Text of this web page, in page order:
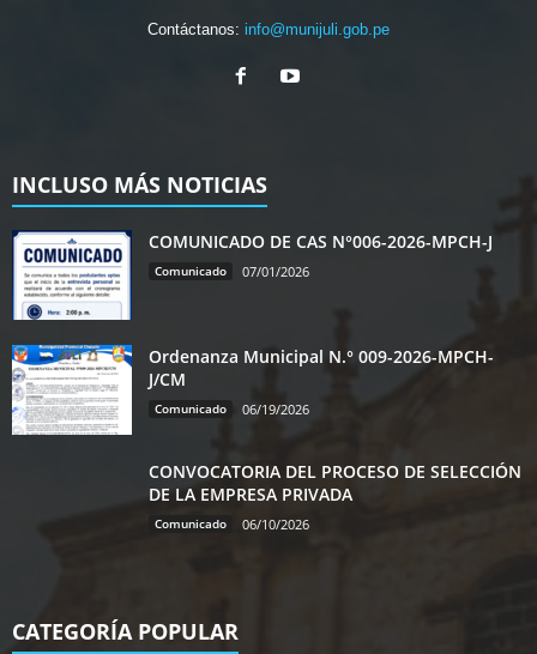
Contáctanos: info@munijuli.gob.pe
INCLUSO MÁS NOTICIAS
COMUNICADO DE CAS N°006-2026-MPCH-J
Comunicado 07/01/2026
Ordenanza Municipal N.° 009-2026-MPCH-
J/CM
Comunicado 06/19/2026
CONVOCATORIA DEL PROCESO DE SELECCIÓN
DE LA EMPRESA PRIVADA
Comunicado 06/10/2026
CATEGORÍA POPULAR